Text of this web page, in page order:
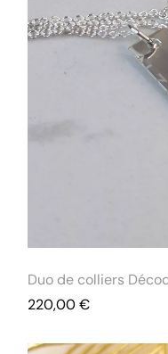
Duo de colliers
220,00€